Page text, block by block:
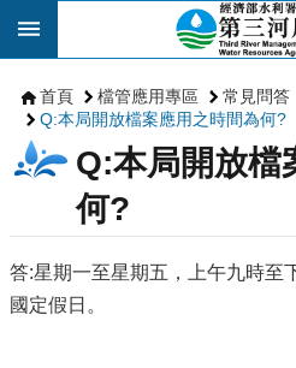
跳到主要內容區塊
首頁 檔管應用專區
常見問答
Q:本局開放檔案應用之時間為何?
Q:本局開放檔
何?
答:星期一至星期五，上午九時至
國定假日。